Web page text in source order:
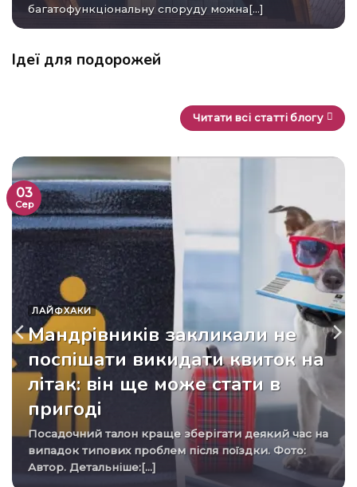
багатофункціональну споруду можна[...]
Ідеї для подорожей
Читати всі статті блогу
ЛАЙФХАКИ
Мандрівників закликали не
поспішати викидати квиток на
літак: він ще може стати в
пригоді
Посадочний талон краще зберігати деякий час на
випадок типових проблем після поїздки. Фото:
Автор. Детальніше:[...]
03
Сер